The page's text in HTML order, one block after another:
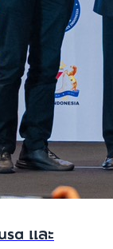
และ